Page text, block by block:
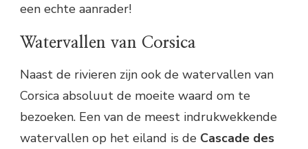
een echte aanrader!
Watervallen van Corsica
Naast de rivieren zijn ook de watervallen van
Corsica absoluut de moeite waard om te
bezoeken. Een van de meest indrukwekkende
watervallen op het eiland is de Cascade des